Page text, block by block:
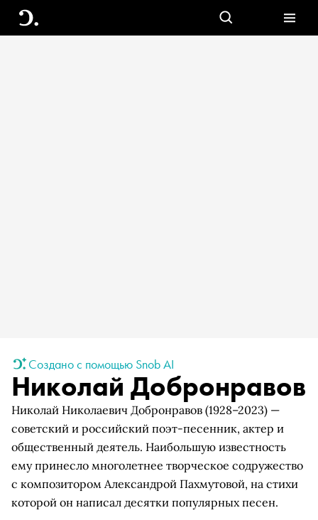
Создано с помощью Snob AI
Николай Добронравов
Николай Николаевич Добронравов (1928–2023) —
советский и российский поэт-песенник, актер и
общественный деятель. Наибольшую известность
ему принесло многолетнее творческое содружество
с композитором Александрой Пахмутовой, на стихи
которой он написал десятки популярных песен.